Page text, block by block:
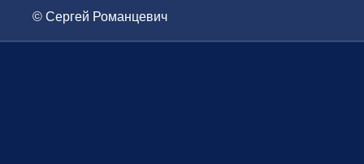
© Сергей Романцевич